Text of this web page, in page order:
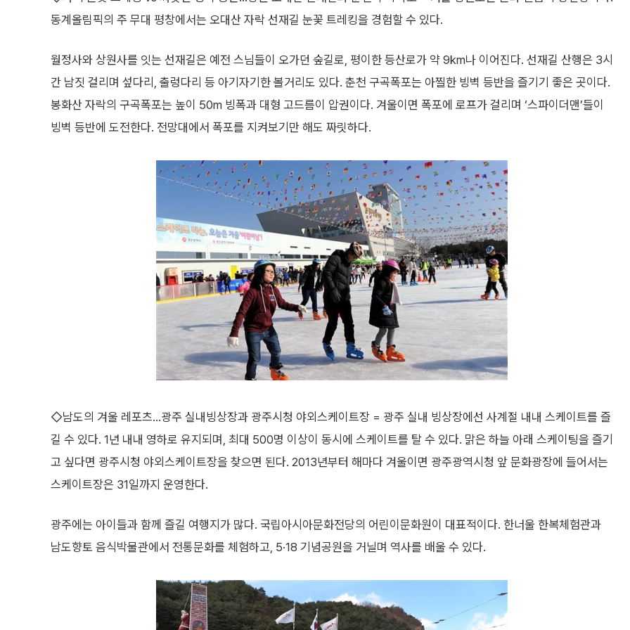
동계올림픽의 주 무대 평창에서는 오대산 자락 선재길 눈꽃 트레킹을 경험할 수 있다.
월정사와 상원사를 잇는 선재길은 예전 스님들이 오가던 숲길로, 평이한 등산로가 약 9km나 이어진다. 선재길 산행은 3시
간 남짓 걸리며 섶다리, 출렁다리 등 아기자기한 볼거리도 있다. 춘천 구곡폭포는 아찔한 빙벽 등반을 즐기기 좋은 곳이다.
봉화산 자락의 구곡폭포는 높이 50m 빙폭과 대형 고드름이 압권이다. 겨울이면 폭포에 로프가 걸리며 ‘스파이더맨’들이
빙벽 등반에 도전한다. 전망대에서 폭포를 지켜보기만 해도 짜릿하다.
◇남도의 겨울 레포츠…광주 실내빙상장과 광주시청 야외스케이트장 = 광주 실내 빙상장에선 사계절 내내 스케이트를 즐
길 수 있다. 1년 내내 영하로 유지되며, 최대 500명 이상이 동시에 스케이트를 탈 수 있다. 맑은 하늘 아래 스케이팅을 즐기
고 싶다면 광주시청 야외스케이트장을 찾으면 된다. 2013년부터 해마다 겨울이면 광주광역시청 앞 문화광장에 들어서는
스케이트장은 31일까지 운영한다.
광주에는 아이들과 함께 즐길 여행지가 많다. 국립아시아문화전당의 어린이문화원이 대표적이다. 한너울 한복체험관과
남도향토 음식박물관에서 전통문화를 체험하고, 5·18 기념공원을 거닐며 역사를 배울 수 있다.